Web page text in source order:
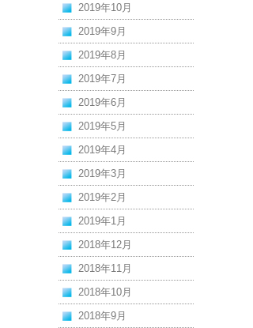
2019年10月
2019年9月
2019年8月
2019年7月
2019年6月
2019年5月
2019年4月
2019年3月
2019年2月
2019年1月
2018年12月
2018年11月
2018年10月
2018年9月